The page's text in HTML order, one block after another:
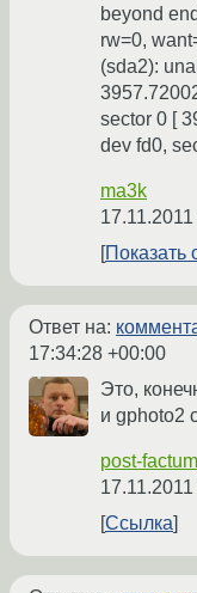
beyond
rw=0,
(sda2):
sector 0 [
dev fd0,
ma3k
Показать
Ответ на:
17:34:28 +00:00
Это,
и gphoto2
post-factum
Ссылка